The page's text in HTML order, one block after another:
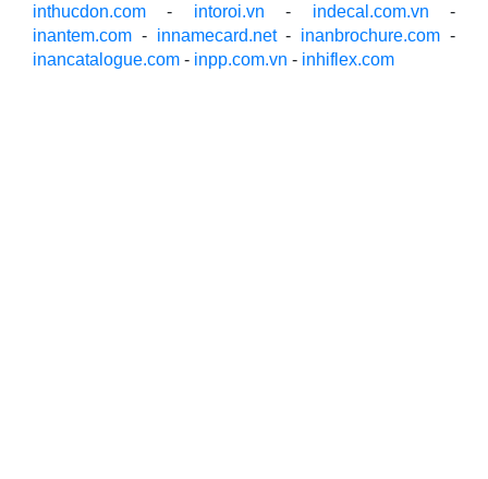
inthucdon.com - intoroi.vn - indecal.com.vn -
inantem.com - innamecard.net- inanbrochure.com -
inancatalogue.com - inpp.com.vn - inhiflex.com